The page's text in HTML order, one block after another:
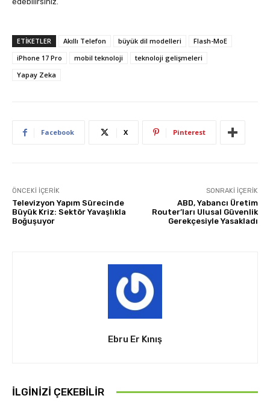
ETIKETLER Akıllı Telefon büyük dil modelleri
Flash-MoE
iPhone 17 Pro
mobil teknoloji
teknoloji gelişmeleri
Yapay Zeka
Facebook X Pinterest
ÖNCEKI İÇERIK
Televizyon Yapım Sürecinde
Büyük Kriz: Sektör Yavaşlıkla
Boğuşuyor
SONRAKI İÇERIK
ABD, Yabancı Üretim
Router’ları Ulusal Güvenlik
Gerekçesiyle Yasakladı
Ebru Er Kınış
İLGINIZI ÇEKEBILIR